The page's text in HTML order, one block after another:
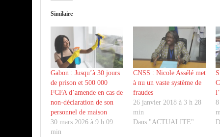
Similaire
Gabon : Jusqu’à 30 jours
de prison et 500 000
FCFA d’amende en cas de
non-déclaration de son
personnel de maison
30 mars 2026 à 9 h 09
min
CNSS : Nicole Assélé met
à nu un vaste système de
fraudes
26 janvier 2018 à 3 h 28
min
Dans "ACTUALITE"